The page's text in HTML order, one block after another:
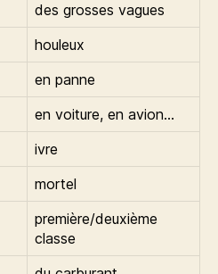
des grosses vagues
houleux
en panne
en voiture, en avion…
ivre
mortel
première/deuxième
classe